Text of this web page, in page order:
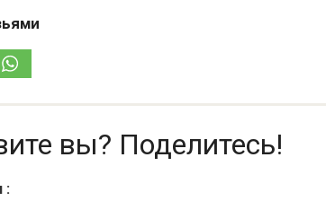
вы? Поделитесь!
: